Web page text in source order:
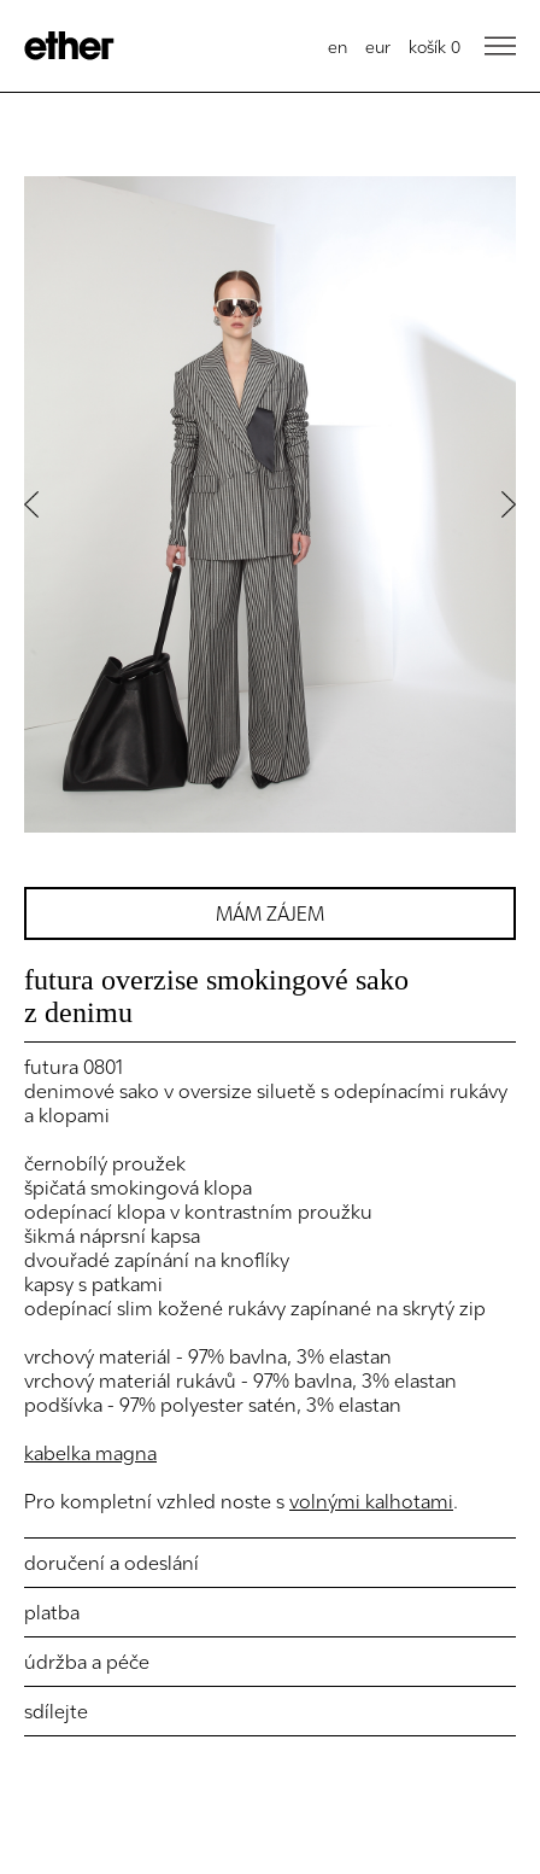
en eur košík 0
Previous
MÁM ZÁJEM
futura overzise smokingové sako
z denimu
futura 0801
denimové sako v oversize siluetě s odepínacími rukávy
a klopami
černobílý proužek
špičatá smokingová klopa
odepínací klopa v kontrastním proužku
šikmá náprsní kapsa
dvouřadé zapínání na knoflíky
kapsy s patkami
odepínací slim kožené rukávy zapínané na skrytý zip
vrchový materiál - 97% bavlna, 3% elastan
vrchový materiál rukávů - 97% bavlna, 3% elastan
podšívka - 97% polyester satén, 3% elastan
kabelka magna
Pro kompletní vzhled noste s volnými kalhotami.
doručení a odeslání
platba
údržba a péče
sdílejte